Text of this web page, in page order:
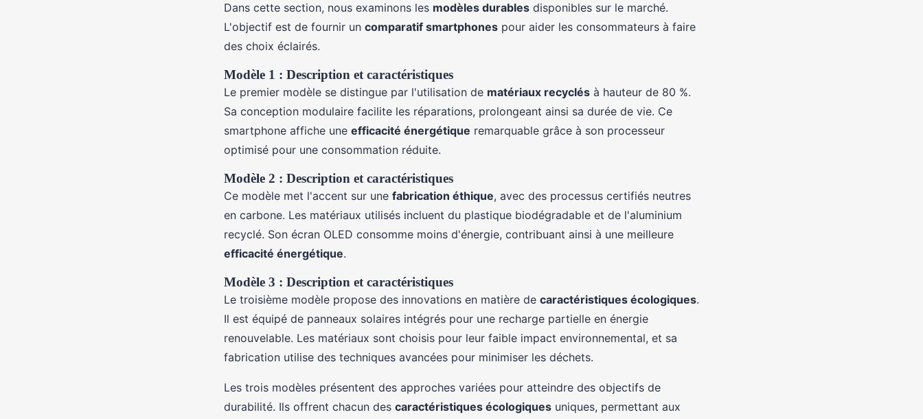
Dans cette section, nous examinons les modèles durables disponibles sur le marché.
L'objectif est de fournir un comparatif smartphones pour aider les consommateurs à faire
des choix éclairés.
Modèle 1 : Description et caractéristiques
Le premier modèle se distingue par l'utilisation de matériaux recyclés à hauteur de 80 %.
Sa conception modulaire facilite les réparations, prolongeant ainsi sa durée de vie. Ce
smartphone affiche une efficacité énergétique remarquable grâce à son processeur
optimisé pour une consommation réduite.
Modèle 2 : Description et caractéristiques
Ce modèle met l'accent sur une fabrication éthique, avec des processus certifiés neutres
en carbone. Les matériaux utilisés incluent du plastique biodégradable et de l'aluminium
recyclé. Son écran OLED consomme moins d'énergie, contribuant ainsi à une meilleure
efficacité énergétique.
Modèle 3 : Description et caractéristiques
Le troisième modèle propose des innovations en matière de caractéristiques écologiques.
Il est équipé de panneaux solaires intégrés pour une recharge partielle en énergie
renouvelable. Les matériaux sont choisis pour leur faible impact environnemental, et sa
fabrication utilise des techniques avancées pour minimiser les déchets.
Les trois modèles présentent des approches variées pour atteindre des objectifs de
durabilité. Ils offrent chacun des caractéristiques écologiques uniques, permettant aux